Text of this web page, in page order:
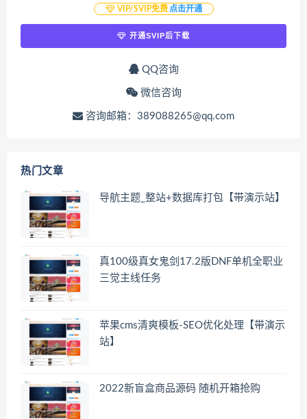
VIP/SVIP免费 点击开通
开通SVIP后下载
QQ咨询
微信咨询
咨询邮箱：389088265@qq.com
热门文章
导航主题_整站+数据库打包【带演示站】
真100级真女鬼剑17.2版DNF单机全职业
三觉主线任务
苹果cms清爽模板-SEO优化处理【带演示
站】
2022新盲盒商品源码 随机开箱抢购